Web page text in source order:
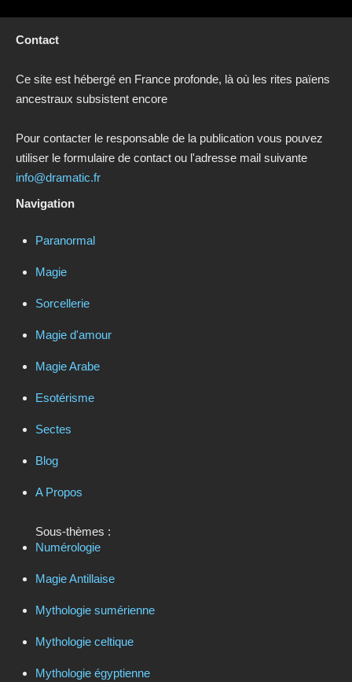
Contact
Ce site est hébergé en France profonde, là où les rites païens
ancestraux subsistent encore
Pour contacter le responsable de la publication vous pouvez
utiliser le formulaire de contact ou l'adresse mail suivante
info@dramatic.fr
Navigation
Paranormal
Magie
Sorcellerie
Magie d'amour
Magie Arabe
Esotérisme
Sectes
Blog
A Propos
Sous-thèmes :
Numérologie
Magie Antillaise
Mythologie sumérienne
Mythologie celtique
Mythologie égyptienne